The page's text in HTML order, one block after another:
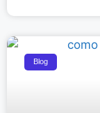
Blog